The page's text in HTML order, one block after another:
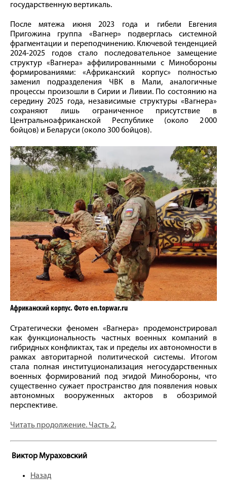
государственную вертикаль.
После мятежа июня 2023 года и гибели Евгения
Пригожина группа «Вагнер» подверглась системной
фрагментации и переподчинению. Ключевой тенденцией
2024-2025 годов стало последовательное замещение
структур «Вагнера» аффилированными с Минобороны
формированиями: «Африканский корпус» полностью
заменил подразделения ЧВК в Мали, аналогичные
процессы произошли в Сирии и Ливии. По состоянию на
середину 2025 года, независимые структуры «Вагнера»
сохраняют лишь ограниченное присутствие в
Центральноафриканской Республике (около 2 000
бойцов) и Беларуси (около 300 бойцов).
Африканский корпус. Фото en.topwar.ru
Стратегически феномен «Вагнера» продемонстрировал
как функциональность частных военных компаний в
гибридных конфликтах, так и пределы их автономности в
рамках авторитарной политической системы. Итогом
стала полная институционализация негосударственных
военных формирований под эгидой Минобороны, что
существенно сужает пространство для появления новых
автономных вооруженных акторов в обозримой
перспективе.
Читать продолжение. Часть 2.
Виктор Мураховский
Назад